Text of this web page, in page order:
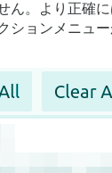
ん。より正確
ションメニュー